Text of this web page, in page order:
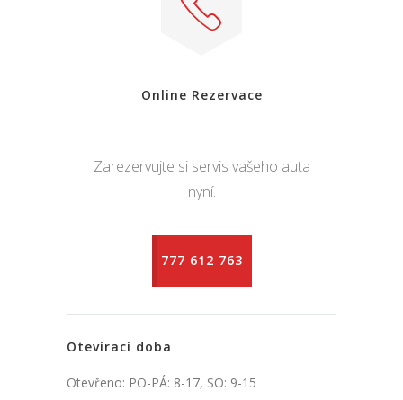
Online Rezervace
Zarezervujte si servis vašeho auta
nyní.
777 612 763
Otevírací doba
Otevřeno: PO-PÁ: 8-17, SO: 9-15